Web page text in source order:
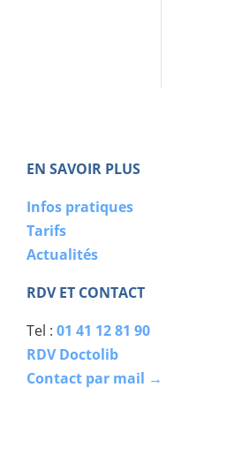
EN SAVOIR PLUS
Infos pratiques
Tarifs
Actualités
RDV ET CONTACT
Tel : 01 41 12 81 90
RDV Doctolib
Contact par mail →